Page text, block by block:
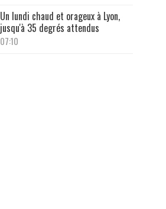
Un lundi chaud et orageux à Lyon,
jusqu'à 35 degrés attendus
07:10